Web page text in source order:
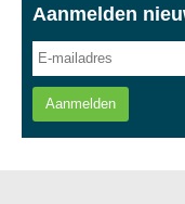
Aanmelden
Aanmelden